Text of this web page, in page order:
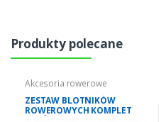
Produkty polecane
Akcesoria rowerowe
ZESTAW BLOTNIKÓW
ROWEROWYCH KOMPLET